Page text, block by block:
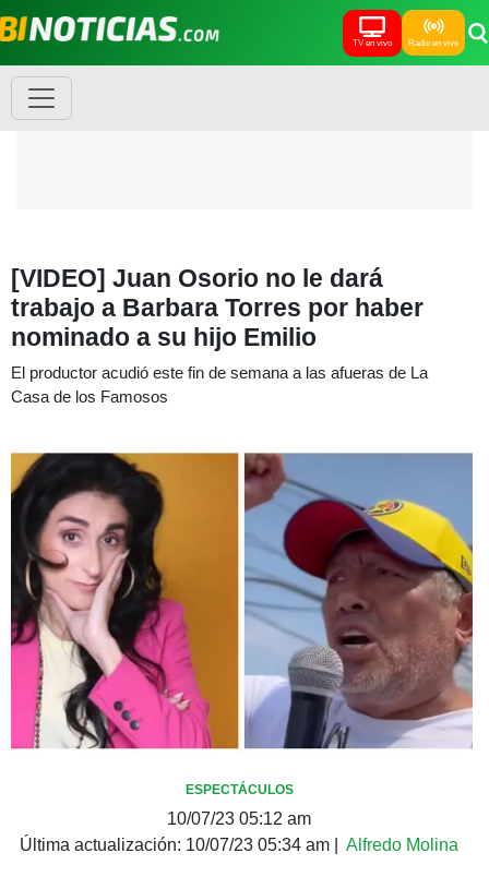
TV en vivo Radio en vivo
[VIDEO] Juan Osorio no le dará
trabajo a Barbara Torres por haber
nominado a su hijo Emilio
El productor acudió este fin de semana a las afueras de La
Casa de los Famosos
ESPECTÁCULOS
10/07/23 05:12 am
Última actualización: 10/07/23 05:34 am Alfredo Molina